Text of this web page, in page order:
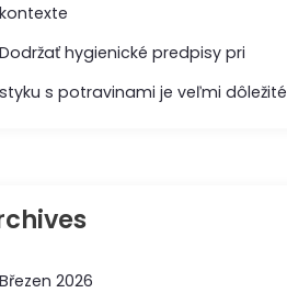
kontexte
Dodržať hygienické predpisy pri
styku s potravinami je veľmi dôležité
Březen 2026